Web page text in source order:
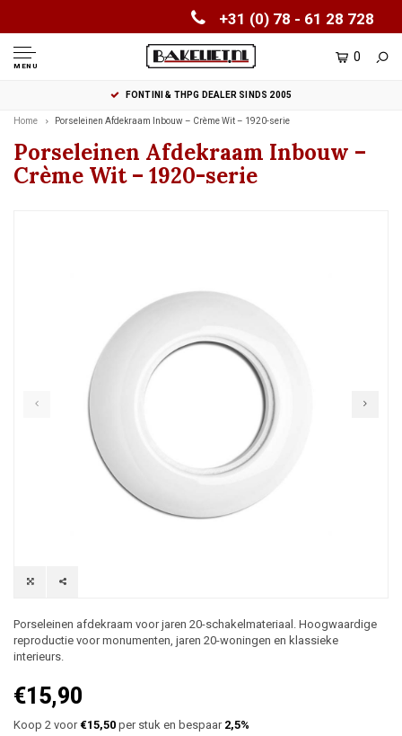
+31 (0) 78 - 61 28 728
MENU
0
FONTINI & THPG DEALER SINDS 2005
Home Porseleinen Afdekraam Inbouw – Crème Wit – 1920-serie
Porseleinen Afdekraam Inbouw –
Crème Wit – 1920-serie
Porseleinen afdekraam voor jaren 20-schakelmateriaal. Hoogwaardige
reproductie voor monumenten, jaren 20-woningen en klassieke
interieurs.
€15,90
Koop 2 voor €15,50 per stuk en bespaar 2,5%